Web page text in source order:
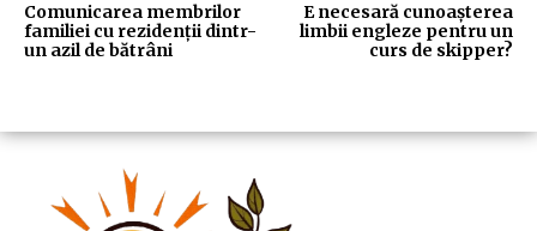
Comunicarea membrilor
familiei cu rezidenții dintr-
un azil de bătrâni
E necesară cunoașterea
limbii engleze pentru un
curs de skipper?